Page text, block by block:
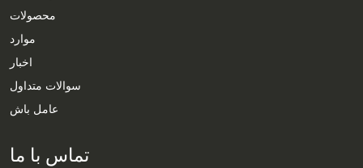
محصولات
موارد
اخبار
سوالات متداول
عامل باش
تماس با ما